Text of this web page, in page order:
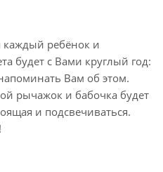
каждый ребёнок и
будет с Вами круглый год:
Вам об этом.
рычажок и бабочка будет
и подсвечиваться.